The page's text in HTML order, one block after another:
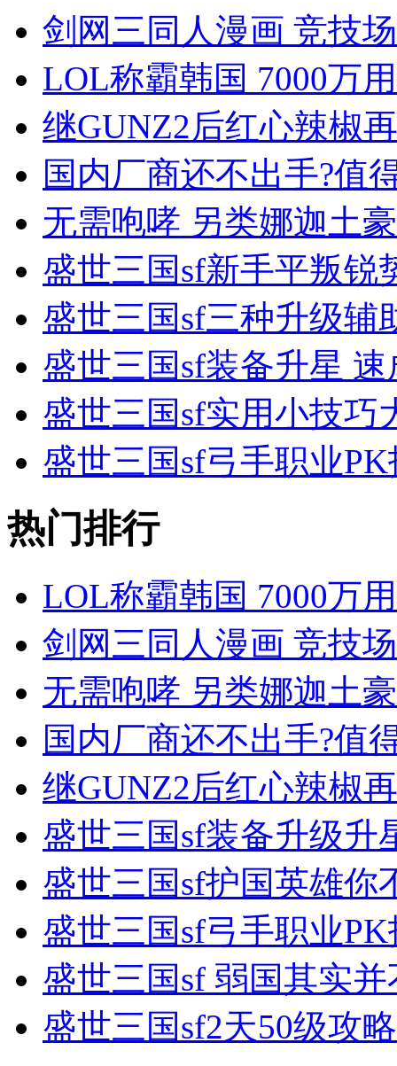
剑网三同人漫画 竞技
LOL称霸韩国 7000万
继GUNZ2后红心辣椒
国内厂商还不出手?值
无需咆哮 另类娜迦土
盛世三国sf新手平叛锐
盛世三国sf三种升级辅
盛世三国sf装备升星
盛世三国sf实用小技巧
盛世三国sf弓手职业
热门排行
LOL称霸韩国 7000万
剑网三同人漫画 竞技
无需咆哮 另类娜迦土
国内厂商还不出手?值
继GUNZ2后红心辣椒
盛世三国sf装备升级升
盛世三国sf护国英雄你
盛世三国sf弓手职业
盛世三国sf 弱国其实并
盛世三国sf2天50级攻略